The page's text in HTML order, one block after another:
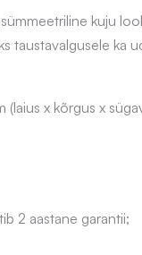
kuju
taustavalgusele ka
x kõrgus x
2 aastane garantii;